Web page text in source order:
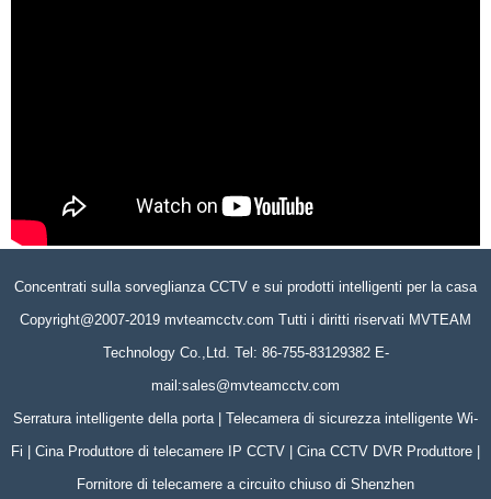
Concentrati sulla sorveglianza CCTV e sui prodotti intelligenti per la casa
Copyright@2007-2019 mvteamcctv.com Tutti i diritti riservati MVTEAM
Technology Co.,Ltd. Tel: 86-755-83129382 E-
mail:sales@mvteamcctv.com
Serratura intelligente della porta | Telecamera di sicurezza intelligente Wi-
Fi | Cina Produttore di telecamere IP CCTV | Cina CCTV DVR Produttore |
Fornitore di telecamere a circuito chiuso di Shenzhen